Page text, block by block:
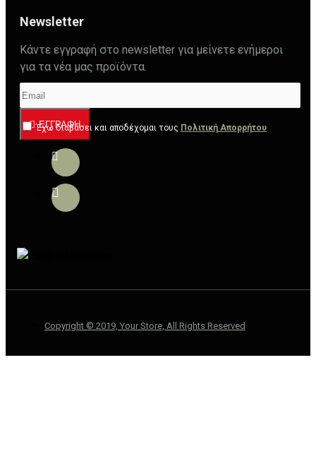
Newsletter
Κάντε εγγραφή στο newsletter για μείνετε ενήμεροι
για τα νέα μας προϊόντα.
ΕΓΓΡΑΦΉ
Έχω διαβάσει και αποδέχομαι τους Πολιτική Απορρήτου
Copyright © 2019, Your Store, All Rights Reserved